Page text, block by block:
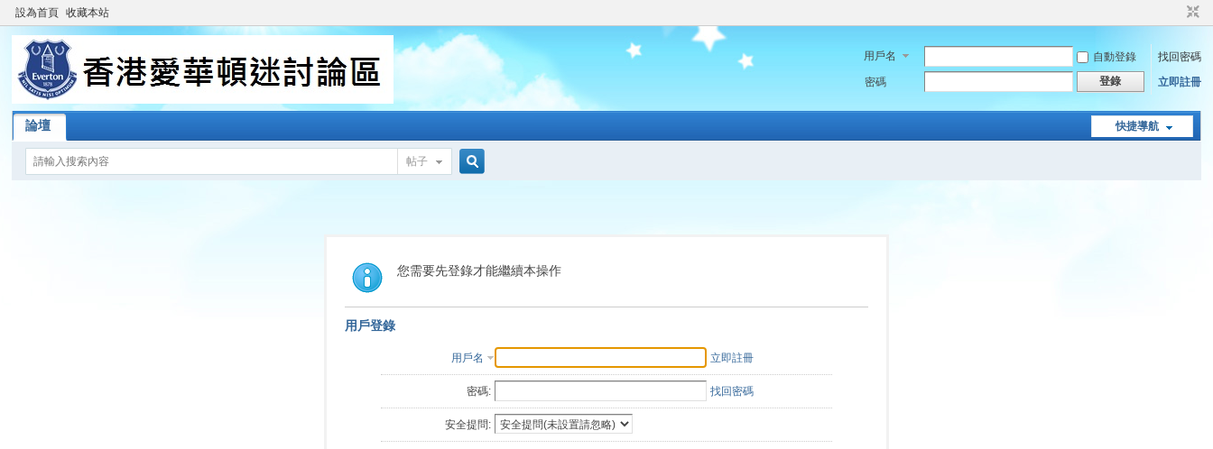
設為首頁 收藏本站
用戶名 自動登錄
找回密碼
密碼
登錄 立即註冊
快捷導航
論壇
帖子
索
您需要先登錄才能繼續本操作
用戶登錄
用戶名 立即註冊
密碼: 找回密碼
安全提問: